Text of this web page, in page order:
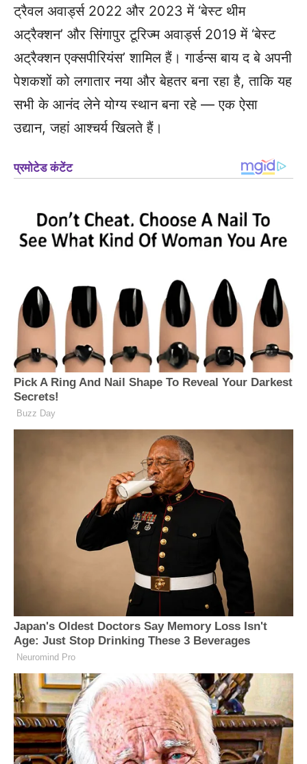
ट्रैवल अवार्ड्स 2022 और 2023 में ‘बेस्ट थीम
अट्रैक्शन’ और सिंगापुर टूरिज्म अवार्ड्स 2019 में ‘बेस्ट
अट्रैक्शन एक्सपीरियंस’ शामिल हैं। गार्डन्स बाय द बे अपनी
पेशकशों को लगातार नया और बेहतर बना रहा है, ताकि यह
सभी के आनंद लेने योग्य स्थान बना रहे — एक ऐसा
उद्यान, जहां आश्चर्य खिलते हैं।